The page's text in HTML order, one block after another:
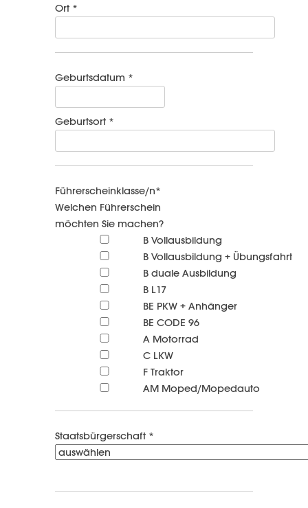
Ort *
Geburtsdatum *
Geburtsort *
Führerscheinklasse/n*
Welchen Führerschein
möchten Sie machen?
B Vollausbildung
B Vollausbildung + Übungsfahrt
B duale Ausbildung
B L17
BE PKW + Anhänger
BE CODE 96
A Motorrad
C LKW
F Traktor
AM Moped/Mopedauto
Staatsbürgerschaft *